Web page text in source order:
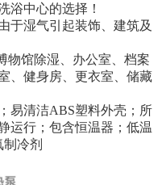
浴中心的选择！
于湿气引起装饰、建筑及
物馆除湿、办公室、档案
、健身房、更衣室、储藏
易清洁ABS塑料外壳；所
运行；包含恒温器；低温
冷剂